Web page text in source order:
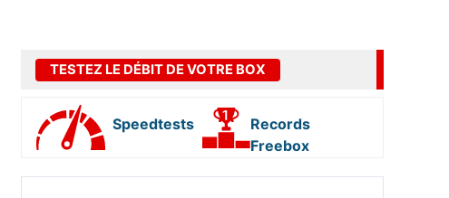
TESTEZ LE DÉBIT DE VOTRE BOX
Speedtests
Records
Freebox